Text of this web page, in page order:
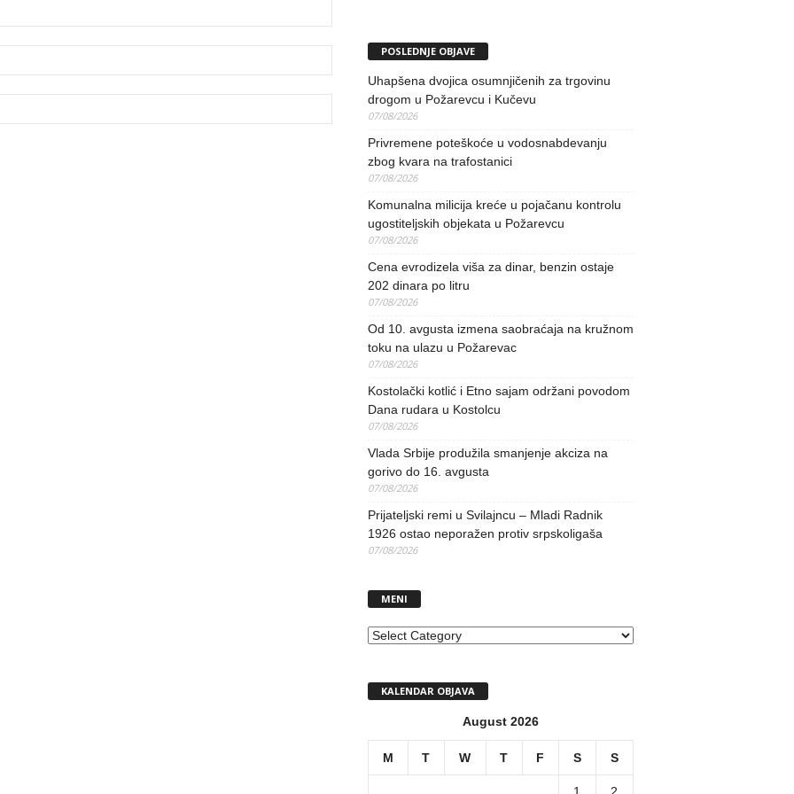
POSLEDNJE OBJAVE
Uhapšena dvojica osumnjičenih za trgovinu
drogom u Požarevcu i Kučevu
07/08/2026
Privremene poteškoće u vodosnabdevanju
zbog kvara na trafostanici
07/08/2026
Komunalna milicija kreće u pojačanu kontrolu
ugostiteljskih objekata u Požarevcu
07/08/2026
Cena evrodizela viša za dinar, benzin ostaje
202 dinara po litru
07/08/2026
Od 10. avgusta izmena saobraćaja na kružnom
toku na ulazu u Požarevac
07/08/2026
Kostolački kotlić i Etno sajam održani povodom
Dana rudara u Kostolcu
07/08/2026
Vlada Srbije produžila smanjenje akciza na
gorivo do 16. avgusta
07/08/2026
Prijateljski remi u Svilajncu – Mladi Radnik
1926 ostao neporažen protiv srpskoligaša
07/08/2026
MENI
MENI
KALENDAR OBJAVA
August 2026
M T W T F S S
1 2